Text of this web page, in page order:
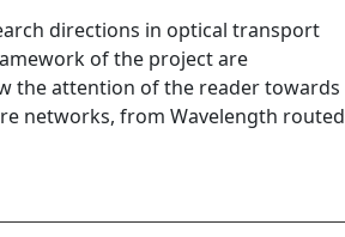
directions in optical transport
of the project are
the attention of the reader towards
networks, from Wavelength routed